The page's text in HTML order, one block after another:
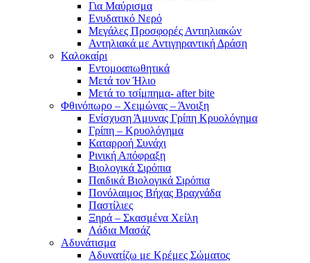
Για Μαύρισμα
Ενυδατικό Νερό
Μεγάλες Προσφορές Αντιηλιακών
Αντηλιακά με Αντιγηραντική Δράση
Καλοκαίρι
Εντομοαπωθητικά
Μετά τον Ήλιο
Μετά το τσίμπημα- after bite
Φθινόπωρο – Χειμώνας – Άνοιξη
Ενίσχυση Άμυνας Γρίπη Κρυολόγημα
Γρίπη – Κρυολόγημα
Καταρροή Συνάχι
Ρινική Απόφραξη
Βιολογικά Σιρόπια
Παιδικά Βιολογικά Σιρόπια
Πονόλαιμος Βήχας Βραχνάδα
Παστίλιες
Ξηρά – Σκασμένα Χείλη
Λάδια Μασάζ
Αδυνάτισμα
Αδυνατίζω με Κρέμες Σώματος